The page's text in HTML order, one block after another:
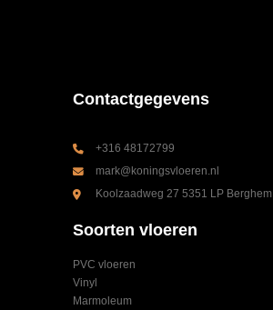
Contactgegevens
+316 48172799
mark@koningsvloeren.nl
Koolzaadweg 27 5351 LP Berghem
Soorten vloeren
PVC vloeren
Vinyl
Marmoleum